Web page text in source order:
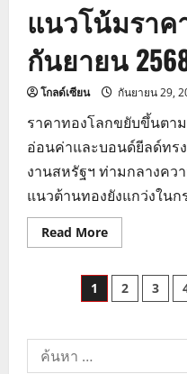
แนวโน้มราค
กันยายน
โกลด์เซียน กันยายน 29,
ราคาทองโลกขยับขึ้นตา
อ่อนค่าและบอนด์ยีลด์ทร
งานสหรัฐฯ ท่ามกลางคว
แนวต้านทองยังแกว่งใน
Read MoreRead
more
โน้ม
ราคา
ทอง
2568
Posts
1 2 3
ค้นหา